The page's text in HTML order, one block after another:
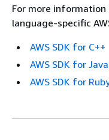
For more
language-specific
AWS SDK for C++
AWS SDK for
AWS SDK for